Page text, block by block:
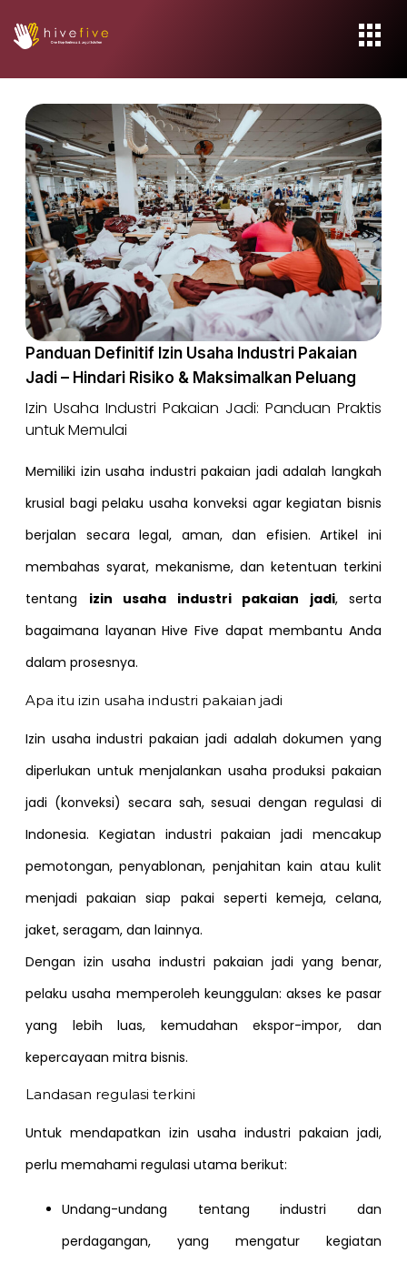
Panduan Definitif Izin Usaha Industri Pakaian
Jadi – Hindari Risiko & Maksimalkan Peluang
Izin Usaha Industri Pakaian Jadi: Panduan Praktis
untuk Memulai
Memiliki izin usaha industri pakaian jadi adalah langkah
krusial bagi pelaku usaha konveksi agar kegiatan bisnis
berjalan secara legal, aman, dan efisien. Artikel ini
membahas syarat, mekanisme, dan ketentuan terkini
tentang izin usaha industri pakaian jadi, serta
bagaimana layanan Hive Five dapat membantu Anda
dalam prosesnya.
Apa itu izin usaha industri pakaian jadi
Izin usaha industri pakaian jadi adalah dokumen yang
diperlukan untuk menjalankan usaha produksi pakaian
jadi (konveksi) secara sah, sesuai dengan regulasi di
Indonesia. Kegiatan industri pakaian jadi mencakup
pemotongan, penyablonan, penjahitan kain atau kulit
menjadi pakaian siap pakai seperti kemeja, celana,
jaket, seragam, dan lainnya.
Dengan izin usaha industri pakaian jadi yang benar,
pelaku usaha memperoleh keunggulan: akses ke pasar
yang lebih luas, kemudahan ekspor-impor, dan
kepercayaan mitra bisnis.
Landasan regulasi terkini
Untuk mendapatkan izin usaha industri pakaian jadi,
perlu memahami regulasi utama berikut:
Undang-undang tentang industri dan
perdagangan, yang mengatur kegiatan